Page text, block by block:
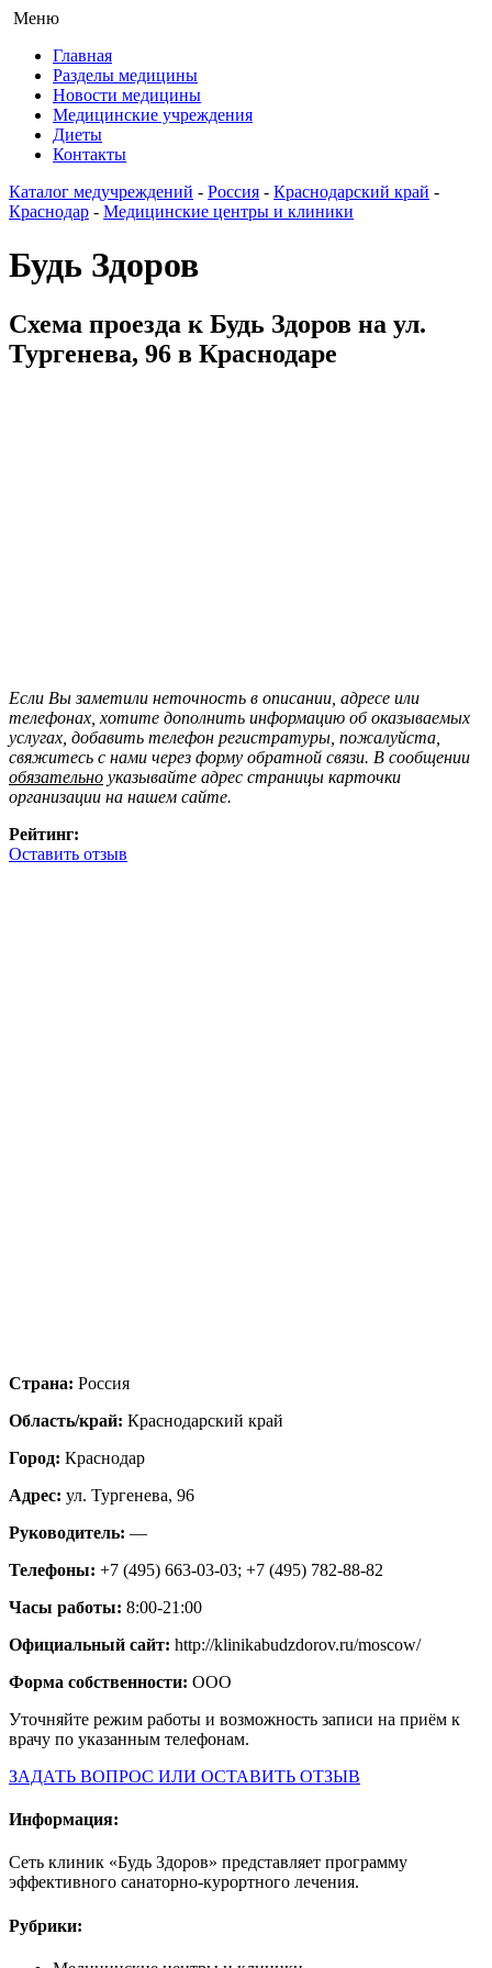
Меню
Главная
Разделы медицины
Новости медицины
Медицинские учреждения
Диеты
Контакты
Каталог медучреждений - Россия - Краснодарский край -
Краснодар - Медицинские центры и клиники
Будь Здоров
Схема проезда к Будь Здоров на ул.
Тургенева, 96 в Краснодаре
Если Вы заметили неточность в описании, адресе или
телефонах, хотите дополнить информацию об оказываемых
услугах, добавить телефон регистратуры, пожалуйста,
свяжитесь с нами через форму обратной связи. В сообщении
обязательно указывайте адрес страницы карточки
организации на нашем сайте.
Рейтинг:
Оставить отзыв
Страна: Россия
Область/край: Краснодарский край
Город: Краснодар
Адрес: ул. Тургенева, 96
Руководитель: —
Телефоны: +7 (495) 663-03-03; +7 (495) 782-88-82
Часы работы: 8:00-21:00
Официальный сайт: http://klinikabudzdorov.ru/moscow/
Форма собственности: ООО
Уточняйте режим работы и возможность записи на приём к
врачу по указанным телефонам.
ЗАДАТЬ ВОПРОС ИЛИ ОСТАВИТЬ ОТЗЫВ
Информация:
Сеть клиник «Будь Здоров» представляет программу
эффективного санаторно-курортного лечения.
Рубрики: